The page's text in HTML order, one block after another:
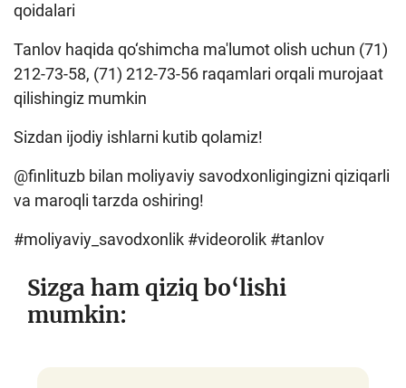
qoidalari
Tanlov haqida qo‘shimcha ma'lumot olish uchun (71)
212-73-58, (71) 212-73-56 raqamlari orqali murojaat
qilishingiz mumkin
Sizdan ijodiy ishlarni kutib qolamiz!
@finlituzb bilan moliyaviy savodxonligingizni qiziqarli
va maroqli tarzda oshiring!
#moliyaviy_savodxonlik #videorolik #tanlov
Sizga ham qiziq bo‘lishi
mumkin: